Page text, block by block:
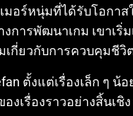
เมอร์หนุ่มที่ได้รับโอก
การพัฒนาเกม เขาเ
กี่ยวกับการควบคุมชีวิ
ตั้งแต่เรื่องเล็ก ๆ น้
งเรื่องราวอย่างสิ้นเ